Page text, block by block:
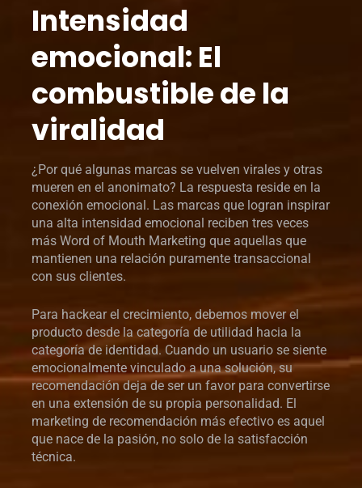
Intensidad
emocional: El
combustible de la
viralidad
¿Por qué algunas marcas se vuelven virales y otras
mueren en el anonimato? La respuesta reside en la
conexión emocional. Las marcas que logran inspirar
una alta intensidad emocional reciben tres veces
más Word of Mouth Marketing que aquellas que
mantienen una relación puramente transaccional
con sus clientes.
Para hackear el crecimiento, debemos mover el
producto desde la categoría de utilidad hacia la
categoría de identidad. Cuando un usuario se siente
emocionalmente vinculado a una solución, su
recomendación deja de ser un favor para convertirse
en una extensión de su propia personalidad. El
marketing de recomendación más efectivo es aquel
que nace de la pasión, no solo de la satisfacción
técnica.